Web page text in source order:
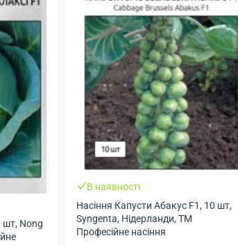
В наявності
Насіння Капусти Абакус F1, 10 шт,
Syngenta, Нідерланди, ТМ
Професійне насіння